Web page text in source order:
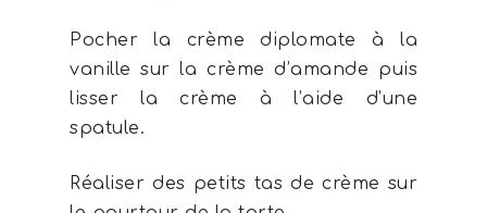
Pocher la crème diplomate à la
vanille sur la crème d’amande puis
lisser la crème à l’aide d’une
spatule.
Réaliser des petits tas de crème sur